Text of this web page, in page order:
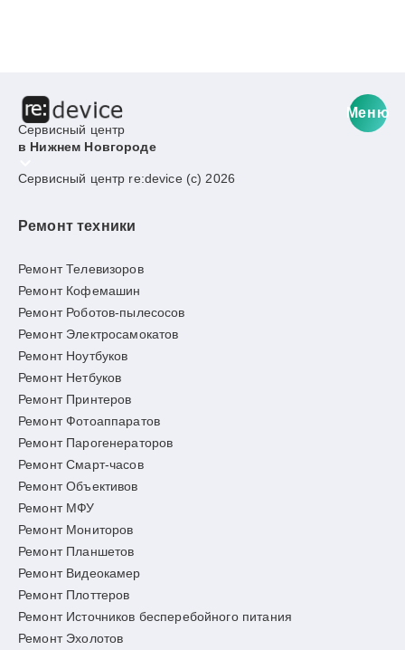
Сервисный центр
в Нижнем Новгороде
Меню
Сервисный центр re:device (c) 2026
Ремонт техники
Ремонт Телевизоров
Ремонт Кофемашин
Ремонт Роботов-пылесосов
Ремонт Электросамокатов
Ремонт Ноутбуков
Ремонт Нетбуков
Ремонт Принтеров
Ремонт Фотоаппаратов
Ремонт Парогенераторов
Ремонт Смарт-часов
Ремонт Объективов
Ремонт МФУ
Ремонт Мониторов
Ремонт Планшетов
Ремонт Видеокамер
Ремонт Плоттеров
Ремонт Источников бесперебойного питания
Ремонт Эхолотов